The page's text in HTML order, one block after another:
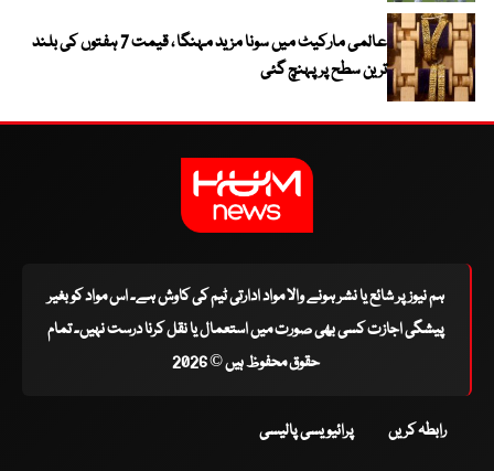
عالمی مارکیٹ میں سونا مزید مہنگا ، قیمت 7 ہفتوں کی بلند
ترین سطح پر پہنچ گئی
ہم نیوز پر شائع یا نشر ہونے والا مواد ادارتی ٹیم کی کاوش ہے۔ اس مواد کو بغیر
پیشگی اجازت کسی بھی صورت میں استعمال یا نقل کرنا درست نہیں۔ تمام
حقوق محفوظ ہیں © 2026
رابطہ کریں پرائیویسی پالیسی